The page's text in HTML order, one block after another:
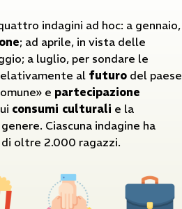
indagini ad hoc: a gennaio,
; ad aprile, in vista delle
a luglio, per sondare le
al futuro del paese
e partecipazione
consumi culturali e la
Ciascuna indagine ha
oltre 2.000 ragazzi.